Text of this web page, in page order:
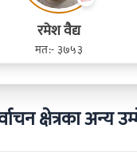
रमेश व‌ैद्य
मत:- ३७५३
क्षेत्रका अन्य